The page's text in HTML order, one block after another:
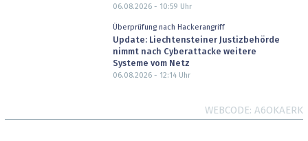
06.08.2026 - 10:59 Uhr
Überprüfung nach Hackerangriff
Update: Liechtensteiner Justizbehörde
nimmt nach Cyberattacke weitere
Systeme vom Netz
06.08.2026 - 12:14Uhr
WEBCODE A6OKAERK